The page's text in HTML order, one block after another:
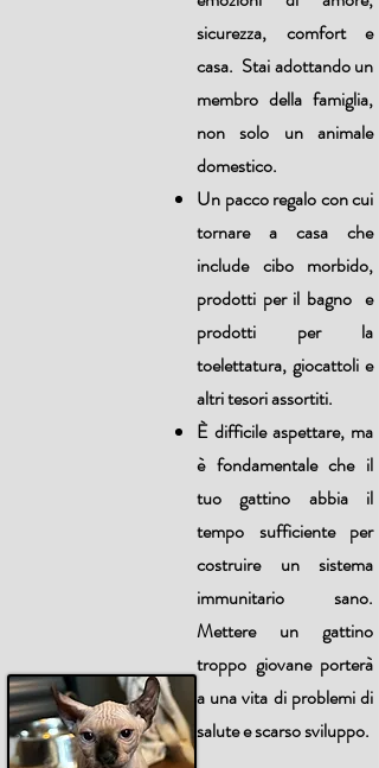
sicurezza, comfort e
casa. Stai adottando un
membro della famiglia,
non solo un animale
domestico.
Un pacco regalo con cui
tornare a casa che
include cibo morbido,
prodotti per il bagno e
prodotti per la
toelettatura, giocattoli e
altri tesori assortiti.
È difficile aspettare, ma
è fondamentale che il
tuo gattino abbia il
tempo sufficiente per
costruire un sistema
immunitario sano.
Mettere un gattino
troppo giovane porterà
a una vita di problemi di
salute e scarso sviluppo.